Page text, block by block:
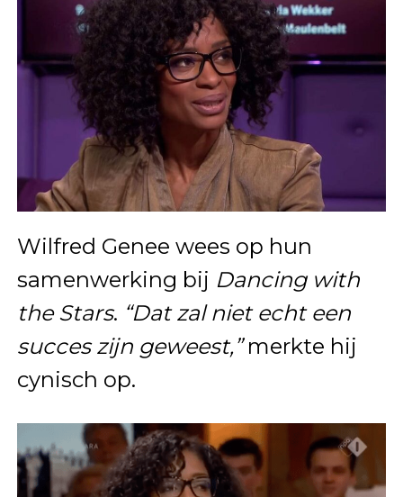
Wilfred Genee wees op hun
samenwerking bij Dancing with
the Stars. “Dat zal niet echt een
succes zijn geweest,”merkte hij
cynisch op.